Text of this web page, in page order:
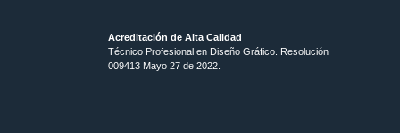
Acreditación de Alta Calidad
Técnico Profesional en Diseño Gráfico. Resolución
009413 Mayo 27 de 2022.